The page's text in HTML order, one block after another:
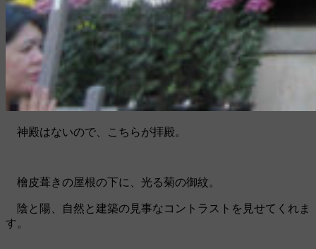
神殿はないので、こちらが拝殿。
檜皮葺きの屋根の下に、光る菊の御紋。
陰と陽、自然と建築の見事なコントラストを見せてくれま
す。